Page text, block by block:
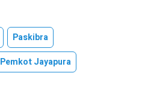
Paskibra
Pemkot Jayapura